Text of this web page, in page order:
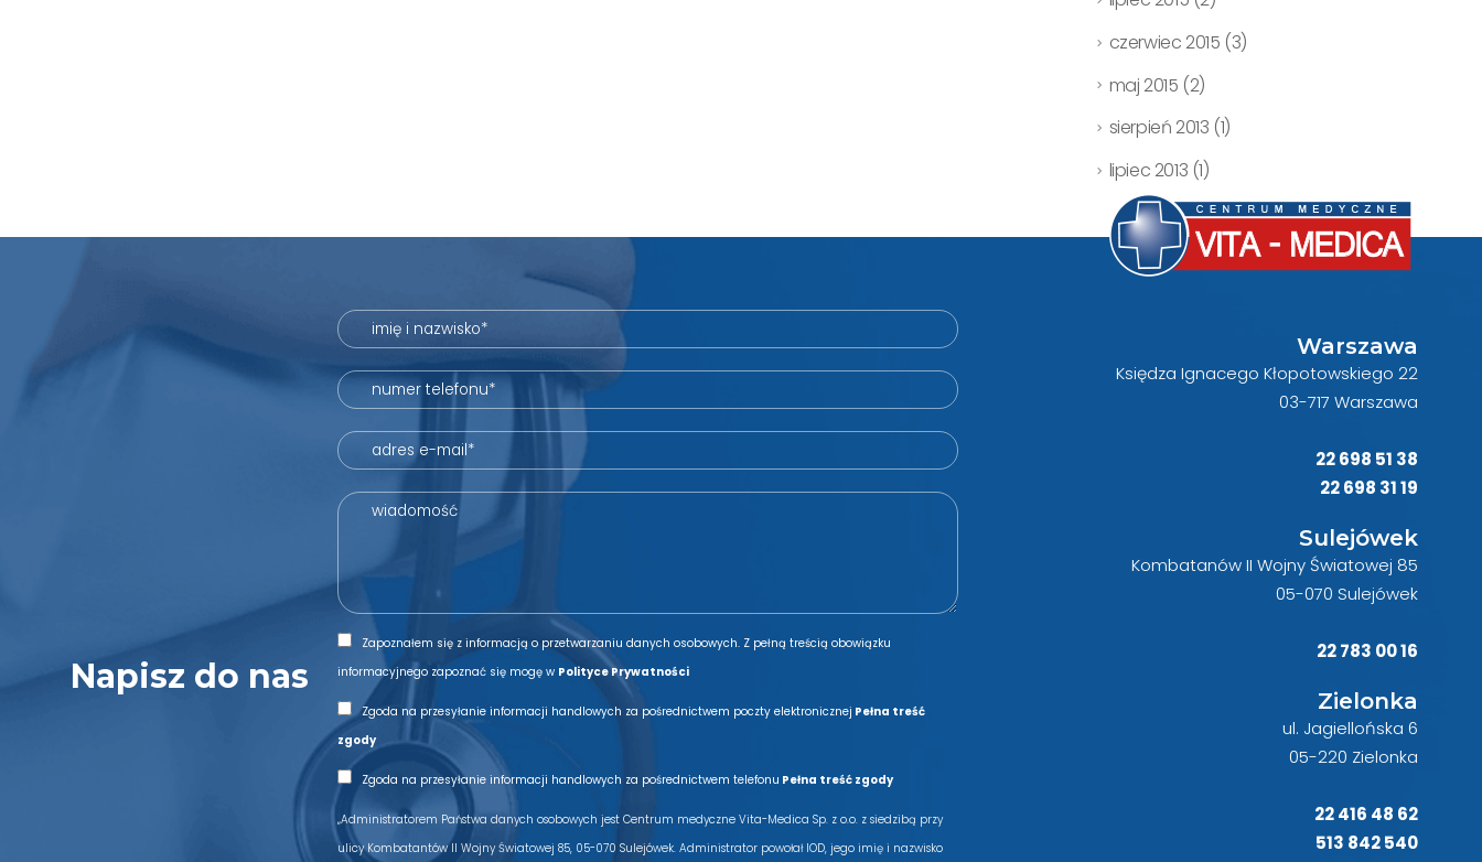
czerwiec 2015 (3)
maj 2015 (2)
sierpień 2013 (1)
lipiec 2013 (1)
Napisz do nas
Zapoznałem się z informacją o przetwarzaniu danych osobowych. Z pełną treścią obowiązku
informacyjnego zapoznać się mogę w Polityce Prywatności
Zgoda na przesyłanie informacji handlowych za pośrednictwem poczty elektronicznej Pełna treść
zgody
Zgoda na przesyłanie informacji handlowych za pośrednictwem telefonu Pełna treść zgody
„Administratorem Państwa danych osobowych jest Centrum medyczne Vita-Medica Sp. z o.o. z siedzibą przy
ulicy Kombatantów II Wojny Światowej 85, 05-070 Sulejówek. Administrator powołał IOD, jego imię i nazwisko
Warszawa
Księdza Ignacego Kłopotowskiego 22
03-717 Warszawa
22 698 51 38
22 698 31 19
Sulejówek
Kombatanów II Wojny Światowej 85
05-070 Sulejówek
22 783 00 16
Zielonka
ul. Jagiellońska 6
05-220 Zielonka
22 416 48 62
513 842 540